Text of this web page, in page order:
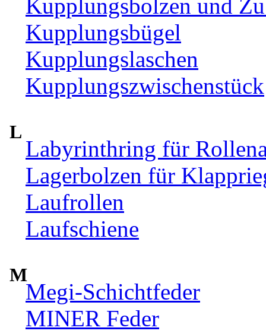
Kupplungsbolzen und
Kupplungsbügel
Kupplungslaschen
Kupplungszwischenstück
L
Labyrinthring für
Lagerbolzen für
Laufrollen
Laufschiene
M
Megi-Schichtfeder
MINER Feder